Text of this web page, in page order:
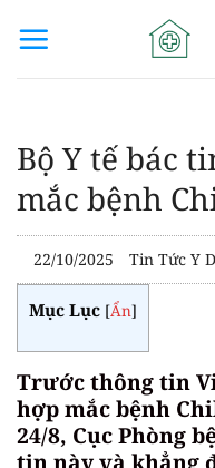
qua
Bộ Y tế bác
mắc bệnh
22/10/2025 Tin Tức Y
Mục Lục [Ẩn]
Trước thông tin
hợp mắc bệnh
24/8, Cục Phòng